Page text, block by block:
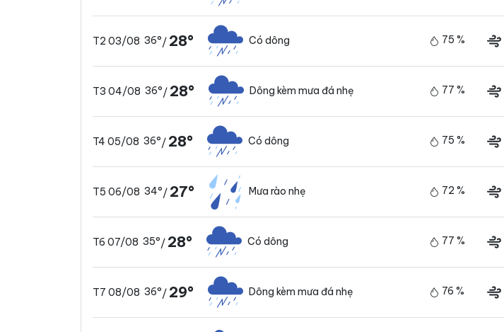
T2 03/08 36°/ 28° Có dông 75 %
T3 04/08 36°/ 28° Dông kèm mưa đá nhẹ 77 %
T4 05/08 36°/ 28° Có dông 75 %
T5 06/08 34°/ 27° Mưa rào nhẹ 72 %
T6 07/08 35°/ 28° Có dông 77 %
T7 08/08 36°/ 29° Dông kèm mưa đá nhẹ 76 %